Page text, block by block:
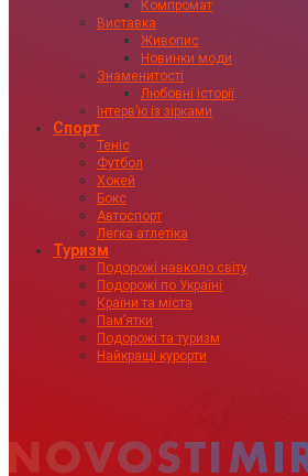
Компромат
Виставка
Живопис
Новинки моди
Знаменитості
Любовні історії
Інтервʼю із зірками
Спорт
Теніс
Футбол
Хокей
Бокс
Автоспорт
Легка атлетіка
Туризм
Подорожі навколо світу
Подорожі по Україні
Країни та міста
Пам’ятки
Подорожі та туризм
Найкращі курорти